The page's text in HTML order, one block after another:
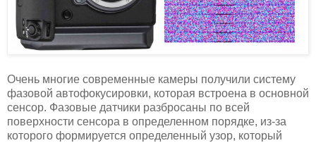
Очень многие современные камеры получили систему
фазовой автофокусировки, которая встроена в основной
сенсор. Фазовые датчики разбросаны по всей
поверхности сенсора в определенном порядке, из-за
которого формируется определенный узор, который